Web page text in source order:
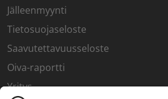
Jälleenmyynti
Tietosuojaseloste
Saavutettavuusseloste
Oiva-raportti
Yritys